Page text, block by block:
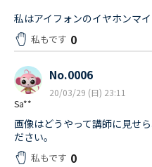
私はアイフォンのイヤホンマイ
私もです 0
Sa**
No.0006
20/03/29 (日) 23:11
画像はどうやって講師に見せ
ださい。
私もです 0